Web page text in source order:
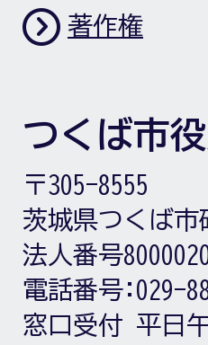
著作権
つくば市
〒305-8555
茨城県つくば市
法人番号
電話番号: 029-
窓口受付 平日